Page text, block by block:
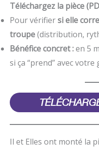
Téléchargez la pièce
Pour vérifiersi elle
troupe(distribution,
Bénéfice concret :en 5
si ça “prend” avec votre
Il et Elles ont monté la